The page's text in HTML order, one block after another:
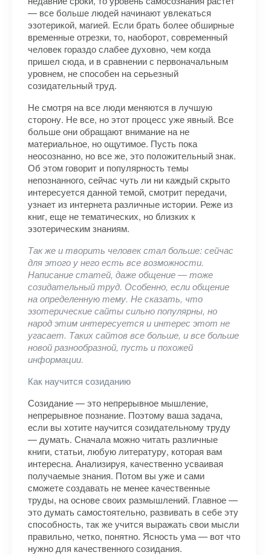
— все больше людей начинают увлекаться
эзотерикой, магией. Если брать более обширные
временные отрезки, то, наоборот, современный
человек гораздо слабее духовно, чем когда
пришел сюда, и в сравнении с первоначальным
уровнем, не способен на серьезный
созидательный труд.
Не смотря на все люди меняются в лучшую
сторону. Не все, но этот процесс уже явный. Все
больше они обращают внимание на не
материальное, но ощутимое. Пусть пока
неосознанно, но все же, это положительный знак.
Об этом говорит и популярность темы
непознанного, сейчас чуть ли ни каждый скрыто
интересуется данной темой, смотрит передачи,
узнает из интернета различные истории. Реже из
книг, еще не тематических, но близких к
эзотерическим знаниям.
Так же и творить человек стал больше: сейчас
для этого у него есть все возможности.
Написание статей, даже общение — тоже
созидательный труд. Особенно, если общение
на определенную тему. Не сказать, что
эзотерические сайты сильно популярны, но
народ этим интересуется и интерес этот не
угасает. Таких сайтов все больше, и все больше
новой разнообразной, пусть и похожей
информации.
Как научится созиданию
Созидание — это непрерывное мышление,
непрерывное познание. Поэтому ваша задача,
если вы хотите научится созидательному труду
— думать. Сначала можно читать различные
книги, статьи, любую литературу, которая вам
интересна. Анализируя, качественно усваивая
получаемые знания. Потом вы уже и сами
сможете создавать не менее качественные
труды, на основе своих размышлений. Главное —
это думать самостоятельно, развивать в себе эту
способность, так же учится выражать свои мысли
правильно, четко, понятно. Ясность ума — вот что
нужно для качественного созидания.